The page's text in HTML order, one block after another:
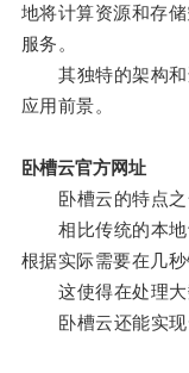
地将计算资源和存
服务。
其独特的架构和
应用前景。
卧槽云官方网址
卧槽云的特点之
相比传统的本地
根据实际需要在几
这使得在处理大
卧槽云还能实现